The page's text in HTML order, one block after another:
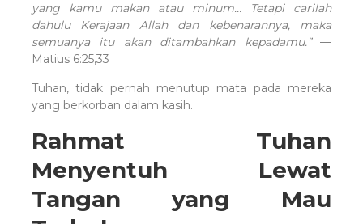
yang kamu makan atau minum… Tetapi carilah
dahulu Kerajaan Allah dan kebenarannya, maka
semuanya itu akan ditambahkan kepadamu.”—
Matius 6:25,33
Tuhan, tidak pernah menutup mata pada mereka
yang berkorban dalam kasih.
Rahmat Tuhan
Menyentuh Lewat
Tangan yang Mau